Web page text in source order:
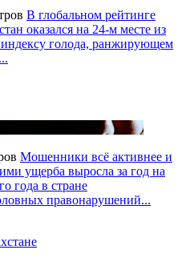
В глобальном рейтинге
оказался на 24-м месте из
голода, ранжирующем
Мошенники всё активнее и
ущерба выросла за год на
года в стране
правонарушений...